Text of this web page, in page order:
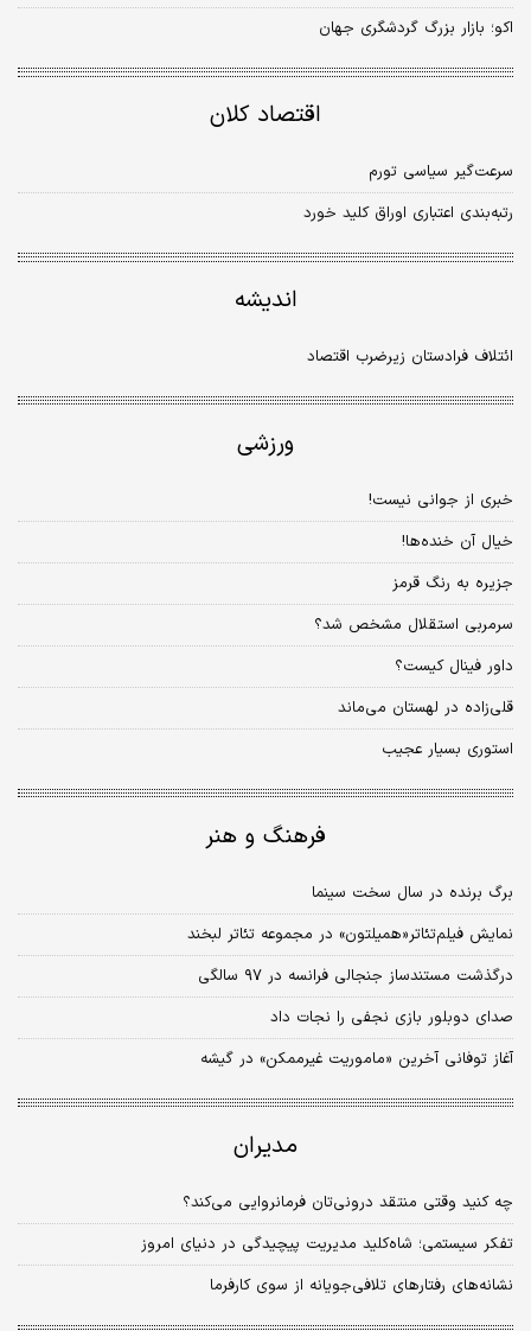
اکو؛ بازار بزرگ گردشگری جهان
اقتصاد کلان
سرعت‌گیر سیاسی تورم
رتبه‌‌‌بندی اعتباری اوراق کلید خورد
اندیشه
ائتلاف فرادستان زیرضرب اقتصاد
ورزشی
خبری از جوانی نیست!
خیال آن خنده‌ها!
جزیره به رنگ قرمز
سرمربی استقلال مشخص شد؟
داور فینال کیست؟
قلی‌زاده در لهستان می‌ماند
استوری بسیار عجیب
فرهنگ و هنر
برگ برنده در سال سخت سینما
نمایش فیلم‌تئاتر«همیلتون» در مجموعه تئاتر لبخند
درگذشت مستندساز جنجالی فرانسه در ۹۷ سالگی
صدای دوبلور بازی نجفی را نجات داد
آغاز توفانی آخرین «ماموریت غیرممکن» در گیشه
مدیران
چه کنید وقتی منتقد درونی‏‌تان فرمانروایی می‌کند؟
تفکر سیستمی؛ شاه‏‏‌کلید مدیریت پیچیدگی در دنیای امروز
نشانه‌‌‌های رفتارهای تلافی‌‌‌جویانه از سوی کارفرما